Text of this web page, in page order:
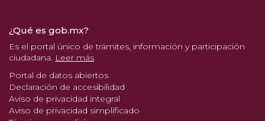
¿Qué es gob.mx?
Es el portal único de trámites, información y participación
ciudadana. Leer más
Portal de datos abiertos
Declaración de accesibilidad
Aviso de privacidad integral
Aviso de privacidad simplificado